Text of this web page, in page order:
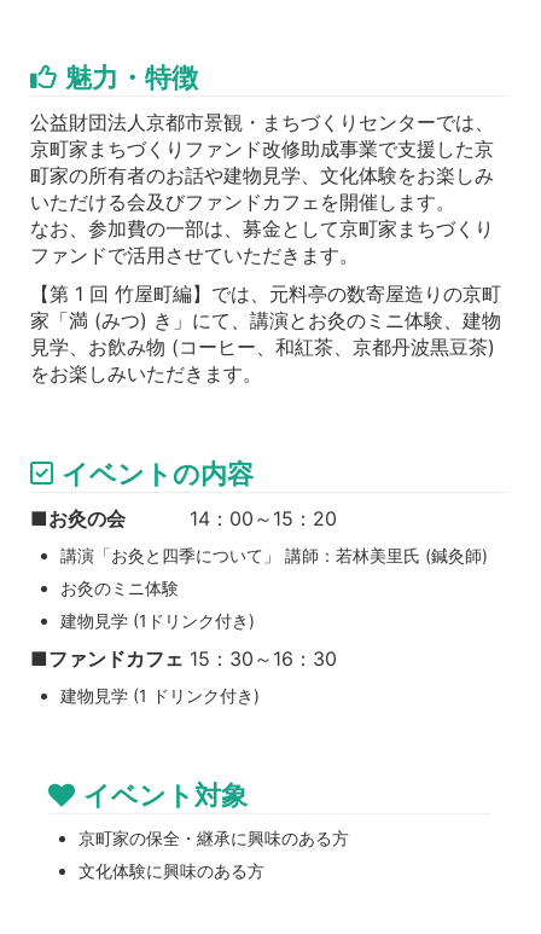
魅力・特徴
公益財団法人京都市景観・まちづくりセンターでは、
京町家まちづくりファンド改修助成事業で支援した京
町家の所有者のお話や建物見学、文化体験をお楽しみ
いただける会及びファンドカフェを開催します。
なお、参加費の一部は、募金として京町家まちづくり
ファンドで活用させていただきます。
【第 1 回 竹屋町編】では、元料亭の数寄屋造りの京町
家「満 (みつ) き」にて、講演とお灸のミニ体験、建物
見学、お飲み物 (コーヒー、和紅茶、京都丹波黒豆茶)
をお楽しみいただきます。
イベントの内容
■お灸の会 14：00～15：20
講演「お灸と四季について」 講師：若林美里氏 (鍼灸師)
お灸のミニ体験
建物見学 (1ドリンク付き)
■ファンドカフェ 15：30～16：30
建物見学 (1 ドリンク付き)
イベント対象
京町家の保全・継承に興味のある方
文化体験に興味のある方